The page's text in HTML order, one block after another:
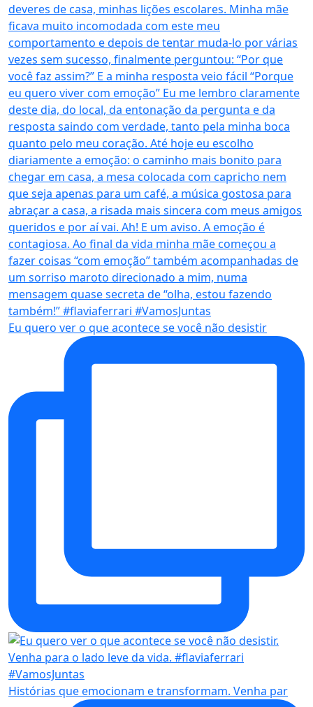
Eu quero ver o que acontece se você não desistir
Histórias que emocionam e transformam. Venha par